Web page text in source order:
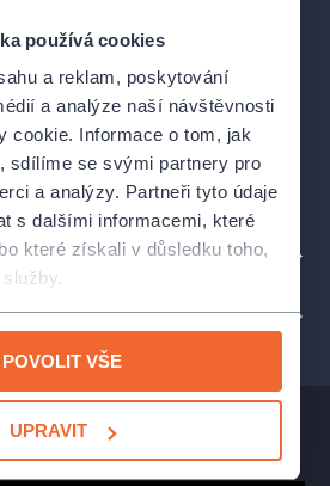
používá cookies
a reklam, poskytování
a analýze naší návštěvnosti
cookie. Informace o tom, jak
sdílíme se svými partnery pro
a analýzy. Partneři tyto údaje
s dalšími informacemi, které
které získali v důsledku toho,
POVOLIT VŠE
UPRAVIT
večera
přední čeští zpěváci, filmové hlasy,
BIG BAND Felixe Slováčka —
na které se můžete těšit.
ZOBRAZIT NA MAPĚ
DVOŘÁK ART FESTIVAL